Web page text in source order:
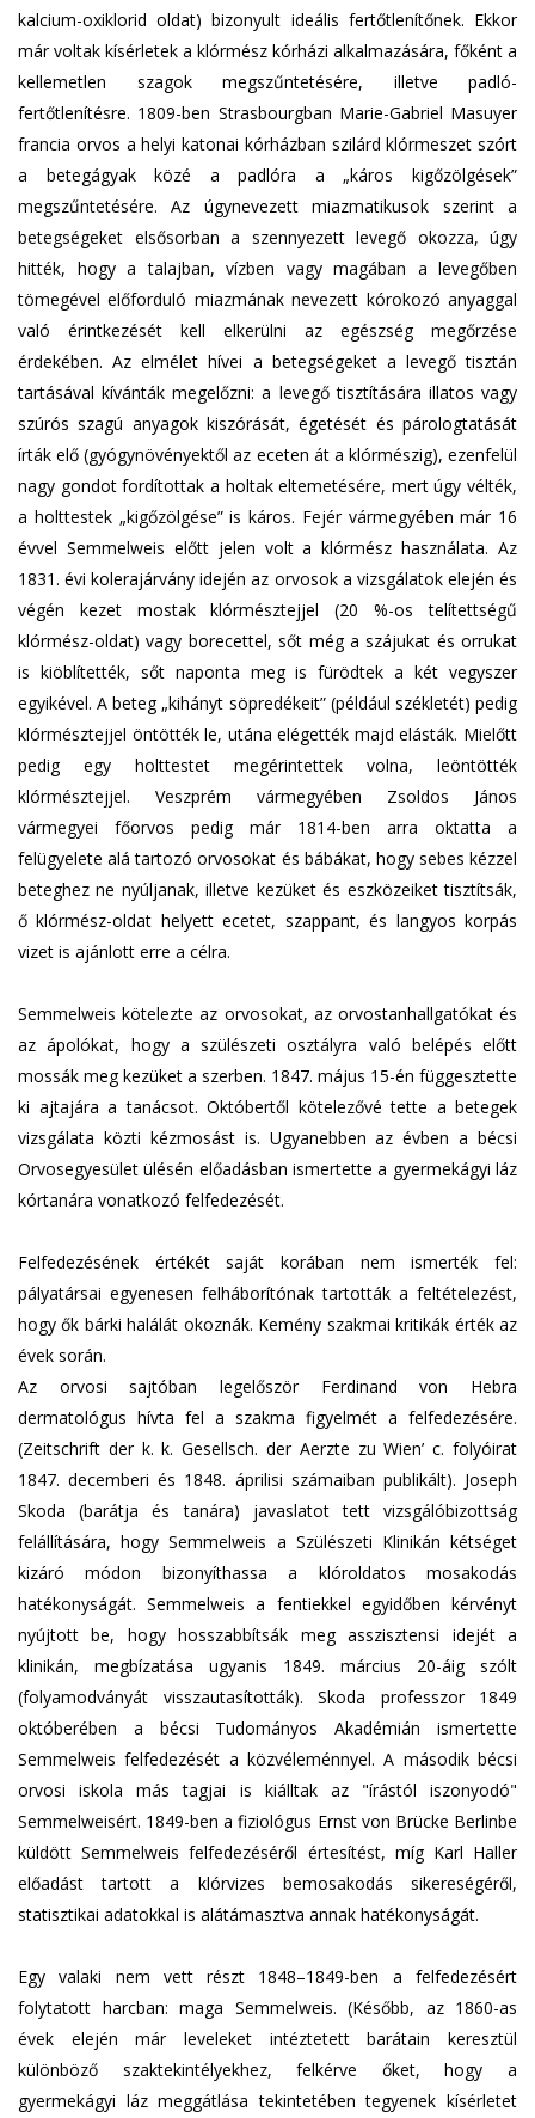
kalcium-oxiklorid oldat) bizonyult ideális fertőtlenítőnek. Ekkor
már voltak kísérletek a klórmész kórházi alkalmazására, főként a
kellemetlen szagok megszűntetésére, illetve padló-
fertőtlenítésre. 1809-ben Strasbourgban Marie-Gabriel Masuyer
francia orvos a helyi katonai kórházban szilárd klórmeszet szórt
a betegágyak közé a padlóra a „káros kigőzölgések”
megszűntetésére. Az úgynevezett miazmatikusok szerint a
betegségeket elsősorban a szennyezett levegő okozza, úgy
hitték, hogy a talajban, vízben vagy magában a levegőben
tömegével előforduló miazmának nevezett kórokozó anyaggal
való érintkezését kell elkerülni az egészség megőrzése
érdekében. Az elmélet hívei a betegségeket a levegő tisztán
tartásával kívánták megelőzni: a levegő tisztítására illatos vagy
szúrós szagú anyagok kiszórását, égetését és párologtatását
írták elő (gyógynövényektől az eceten át a klórmészig), ezenfelül
nagy gondot fordítottak a holtak eltemetésére, mert úgy vélték,
a holttestek „kigőzölgése” is káros. Fejér vármegyében már 16
évvel Semmelweis előtt jelen volt a klórmész használata. Az
1831. évi kolerajárvány idején az orvosok a vizsgálatok elején és
végén kezet mostak klórmésztejjel (20 %-os telítettségű
klórmész-oldat) vagy borecettel, sőt még a szájukat és orrukat
is kiöblítették, sőt naponta meg is fürödtek a két vegyszer
egyikével. A beteg „kihányt söpredékeit” (például székletét) pedig
klórmésztejjel öntötték le, utána elégették majd elásták. Mielőtt
pedig egy holttestet megérintettek volna, leöntötték
klórmésztejjel. Veszprém vármegyében Zsoldos János
vármegyei főorvos pedig már 1814-ben arra oktatta a
felügyelete alá tartozó orvosokat és bábákat, hogy sebes kézzel
beteghez ne nyúljanak, illetve kezüket és eszközeiket tisztítsák,
ő klórmész-oldat helyett ecetet, szappant, és langyos korpás
vizet is ajánlott erre a célra.
Semmelweis kötelezte az orvosokat, az orvostanhallgatókat és
az ápolókat, hogy a szülészeti osztályra való belépés előtt
mossák meg kezüket a szerben. 1847. május 15-én függesztette
ki ajtajára a tanácsot. Októbertől kötelezővé tette a betegek
vizsgálata közti kézmosást is. Ugyanebben az évben a bécsi
Orvosegyesület ülésén előadásban ismertette a gyermekágyi láz
kórtanára vonatkozó felfedezését.
Felfedezésének értékét saját korában nem ismerték fel:
pályatársai egyenesen felháborítónak tartották a feltételezést,
hogy ők bárki halálát okoznák. Kemény szakmai kritikák érték az
évek során.
Az orvosi sajtóban legelőször Ferdinand von Hebra
dermatológus hívta fel a szakma figyelmét a felfedezésére.
(Zeitschrift der k. k. Gesellsch. der Aerzte zu Wien’ c. folyóirat
1847. decemberi és 1848. áprilisi számaiban publikált). Joseph
Skoda (barátja és tanára) javaslatot tett vizsgálóbizottság
felállítására, hogy Semmelweis a Szülészeti Klinikán kétséget
kizáró módon bizonyíthassa a klóroldatos mosakodás
hatékonyságát. Semmelweis a fentiekkel egyidőben kérvényt
nyújtott be, hogy hosszabbítsák meg asszisztensi idejét a
klinikán, megbízatása ugyanis 1849. március 20-áig szólt
(folyamodványát visszautasították). Skoda professzor 1849
októberében a bécsi Tudományos Akadémián ismertette
Semmelweis felfedezését a közvéleménnyel. A második bécsi
orvosi iskola más tagjai is kiálltak az "írástól iszonyodó"
Semmelweisért. 1849-ben a fiziológus Ernst von Brücke Berlinbe
küldött Semmelweis felfedezéséről értesítést, míg Karl Haller
előadást tartott a klórvizes bemosakodás sikereségéről,
statisztikai adatokkal is alátámasztva annak hatékonyságát.
Egy valaki nem vett részt 1848–1849-ben a felfedezésért
folytatott harcban: maga Semmelweis. (Később, az 1860-as
évek elején már leveleket intéztetett barátain keresztül
különböző szaktekintélyekhez, felkérve őket, hogy a
gyermekágyi láz meggátlása tekintetében tegyenek kísérletet